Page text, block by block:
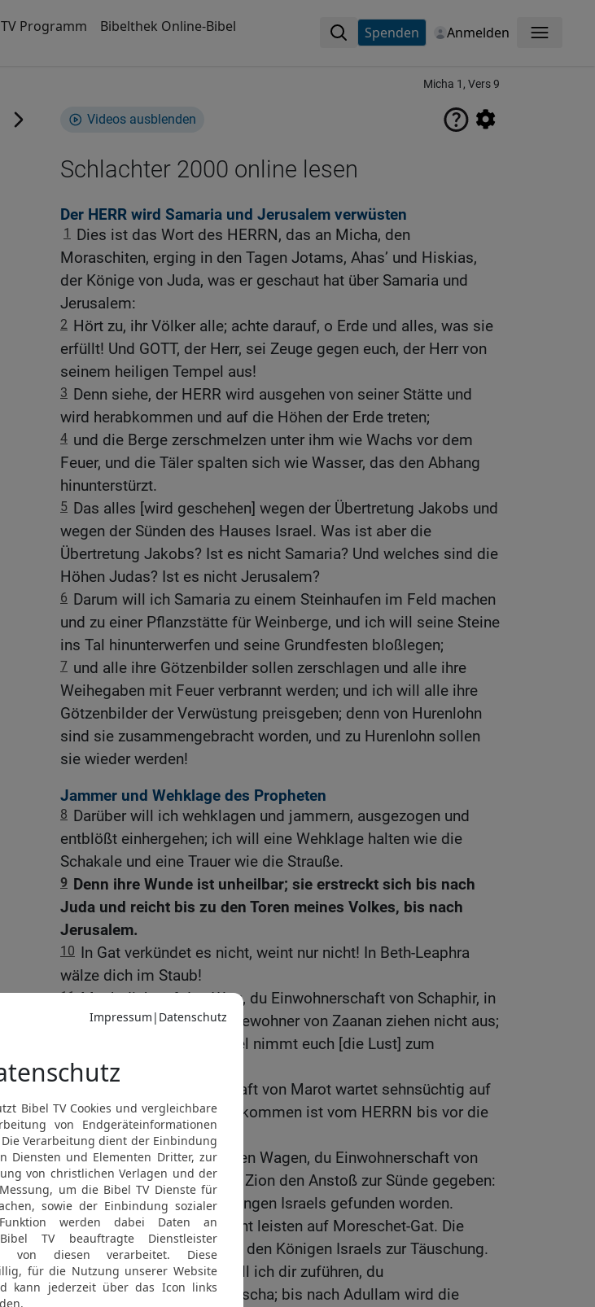
TV Programm Bibelthek Online-Bibel Spenden Anmelden Menü
Micha 1, Vers 9
Videos ausblenden
Schlachter 2000 online lesen
Der HERR wird Samaria und Jerusalem verwüsten
1
Dies ist das Wort des HERRN, das an Micha, den
Moraschiten, erging in den Tagen Jotams, Ahas’ und Hiskias,
der Könige von Juda, was er geschaut hat über Samaria und
Jerusalem:
2 Hört zu, ihr Völker alle; achte darauf, o Erde und alles, was sie
erfüllt! Und GOTT, der Herr, sei Zeuge gegen euch, der Herr von
seinem heiligen Tempel aus!
3 Denn siehe, der HERR wird ausgehen von seiner Stätte und
wird herabkommen und auf die Höhen der Erde treten;
4 und die Berge zerschmelzen unter ihm wie Wachs vor dem
Feuer, und die Täler spalten sich wie Wasser, das den Abhang
hinunterstürzt.
5 Das alles [wird geschehen] wegen der Übertretung Jakobs und
wegen der Sünden des Hauses Israel. Was ist aber die
Übertretung Jakobs? Ist es nicht Samaria? Und welches sind die
Höhen Judas? Ist es nicht Jerusalem?
6 Darum will ich Samaria zu einem Steinhaufen im Feld machen
und zu einer Pflanzstätte für Weinberge, und ich will seine Steine
ins Tal hinunterwerfen und seine Grundfesten bloßlegen;
7 und alle ihre Götzenbilder sollen zerschlagen und alle ihre
Weihegaben mit Feuer verbrannt werden; und ich will alle ihre
Götzenbilder der Verwüstung preisgeben; denn von Hurenlohn
sind sie zusammengebracht worden, und zu Hurenlohn sollen
sie wieder werden!
Jammer und Wehklage des Propheten
8 Darüber will ich wehklagen und jammern, ausgezogen und
entblößt einhergehen; ich will eine Wehklage halten wie die
Schakale und eine Trauer wie die Strauße.
9 Denn ihre Wunde ist unheilbar; sie erstreckt sich bis nach
Juda und reicht bis zu den Toren meines Volkes, bis nach
Jerusalem.
10 In Gat verkündet es nicht, weint nur nicht! In Beth-Leaphra
wälze dich im Staub!
11 Mach dich auf den Weg, du Einwohnerschaft von Schaphir, in
schimpflicher Blöße! Die Bewohner von Zaanan ziehen nicht aus;
die Wehklage von Beth-Ezel nimmt euch [die Lust] zum
Aufenthalt dort!
Denn die Einwohnerschaft von Marot wartet sehnsüchtig auf
Gutes, weil Unheil herabgekommen ist vom HERRN bis vor die
Tore Jerusalems.
13 Spanne die Pferde an den Wagen, du Einwohnerschaft von
Lachis! Sie hat der Tochter Zion den Anstoß zur Sünde gegeben:
Ja, in dir sind die Übertretungen Israels gefunden worden.
14 Darum musst du Verzicht leisten auf Moreschet-Gat. Die
Häuser von Achsib werden den Königen Israels zur Täuschung.
15 Einen neuen Besitzer will ich dir zuführen, du
Einwohnerschaft von Marescha; bis nach Adullam wird die